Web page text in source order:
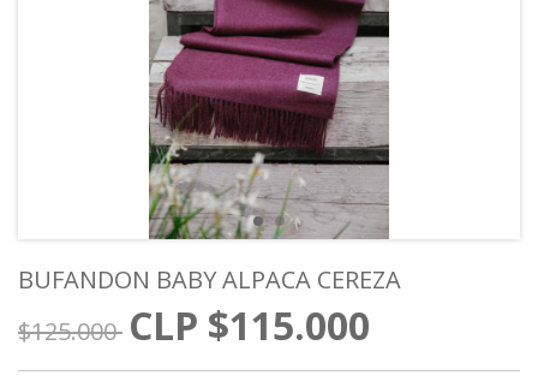
BUFANDON BABY ALPACA CEREZA
$125.000
$115.000